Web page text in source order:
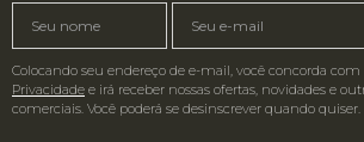
Colocando seu endereço de e-mail, você concorda com
Privacidade e irá receber nossas ofertas, novidades e
comerciais. Você poderá se desinscrever quando quiser.